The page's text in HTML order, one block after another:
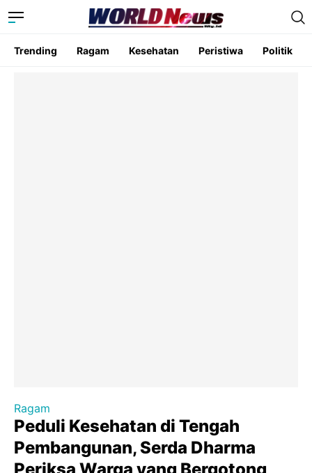
Trending Ragam Kesehatan Peristiwa Politik
Ragam
Peduli Kesehatan di Tengah
Pembangunan, Serda Dharma